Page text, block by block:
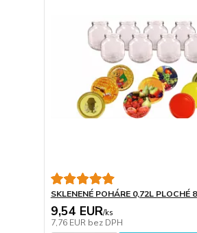
SKLENENÉ POHÁRE 0,72L PLOCHÉ
9,54 EUR/ks
7,76 EUR bez DPH